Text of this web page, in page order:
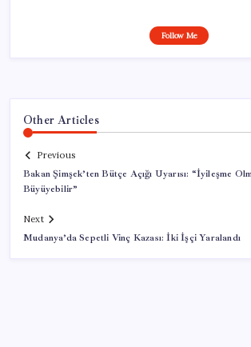
Follow Me
Other Articles
Previous
Bakan Şimşek’ten Bütçe Açığı Uyarısı: “İyileşme
Büyüyebilir”
Next
Mudanya’da Sepetli Vinç Kazası: İki İşçi Yaralandı